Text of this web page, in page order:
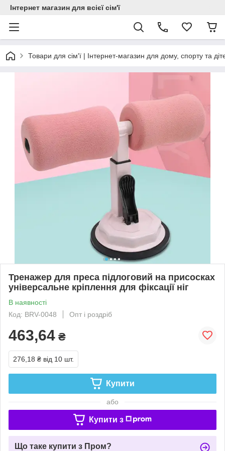
Інтернет магазин для всієї сім'ї
Товари для сім'ї | Інтернет-магазин для дому, спорту та
Тренажер для преса підлоговий на присосках
універсальне кріплення для фіксації ніг
В наявності
Код: BRV-0048
Опт і роздріб
463,64 ₴
276,18 ₴ від 10 шт.
Купити
або
Купити з
Що таке купити з Пром?